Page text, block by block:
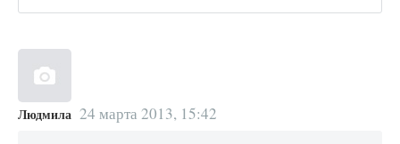
Людмила 24 марта 2013, 15:42